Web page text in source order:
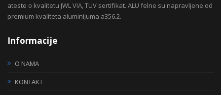
ateste o kvalitetu JWL VIA, TUV sertifikat. ALU felne su napravljene od
premium kvaliteta aluminijuma a356.2.
Informacije
O NAMA
KONTAKT